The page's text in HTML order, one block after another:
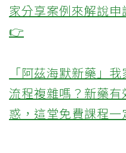
家分享案例來解說
👉
「阿茲海默新藥」
流程複雜嗎？新藥
惑，這堂免費課程